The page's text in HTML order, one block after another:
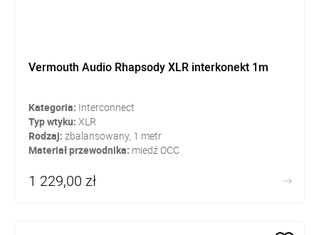
Vermouth Audio Rhapsody XLR interkonekt 1m
Kategoria: Interconnect
Typ wtyku: XLR
Rodzaj: zbalansowany, 1 metr
Materiał przewodnika: miedź OCC
1 229,00 zł